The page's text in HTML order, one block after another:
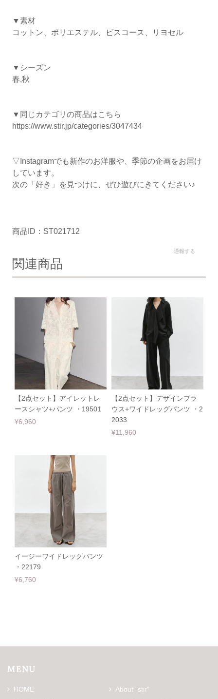
▼素材
コットン、ポリエステル、ビスコース、リヨセル
▼シーズン
春,秋
▼同じカテゴリの商品はこちら
https://www.stir.jp/categories/3047434
▽Instagramでも新作のお洋服や、季節の企画をお届け
しています。
次の「好き」を見つけに、ぜひ遊びにきてください♪
商品ID：ST021712
通報する
関連商品
【2点セット】アイレットレ
ースシャツ+パンツ ・19501
¥6,960
【2点セット】デザインブラ
ウス+ワイドレッグパンツ ・2
2033
¥11,960
イージーワイドレッグパンツ
・22179
¥6,760
MENU
HOME
About “stir”